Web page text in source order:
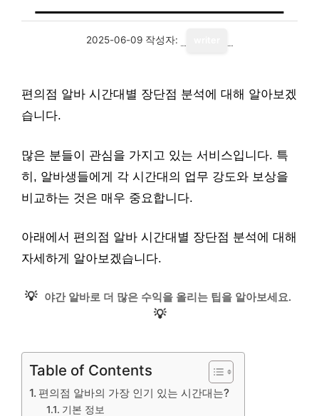
2025-06-09 작성자:
편의점 알바 시간대별 장단점 분석에 대해 알아보겠
습니다.
많은 분들이 관심을 가지고 있는 서비스입니다. 특
히, 알바생들에게 각 시간대의 업무 강도와 보상을
비교하는 것은 매우 중요합니다.
아래에서 편의점 알바 시간대별 장단점 분석에 대해
자세하게 알아보겠습니다.
💡 야간 알바로 더 많은 수익을 올리는 팁을 알아보세요.
💡
Table of Contents
편의점 알바의 가장 인기 있는 시간대는?
기본 정보